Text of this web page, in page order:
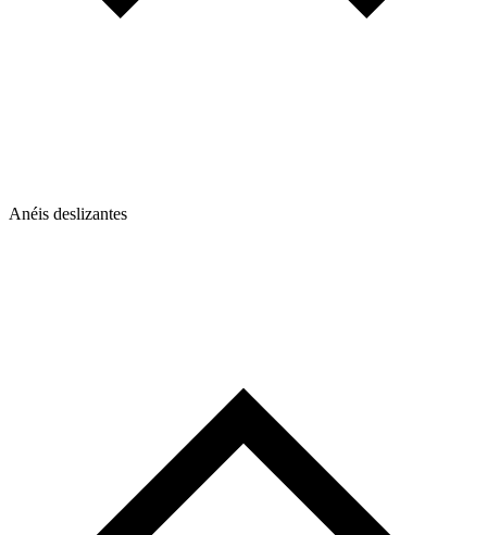
Anéis deslizantes